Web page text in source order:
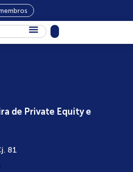
de Private Equity e
81